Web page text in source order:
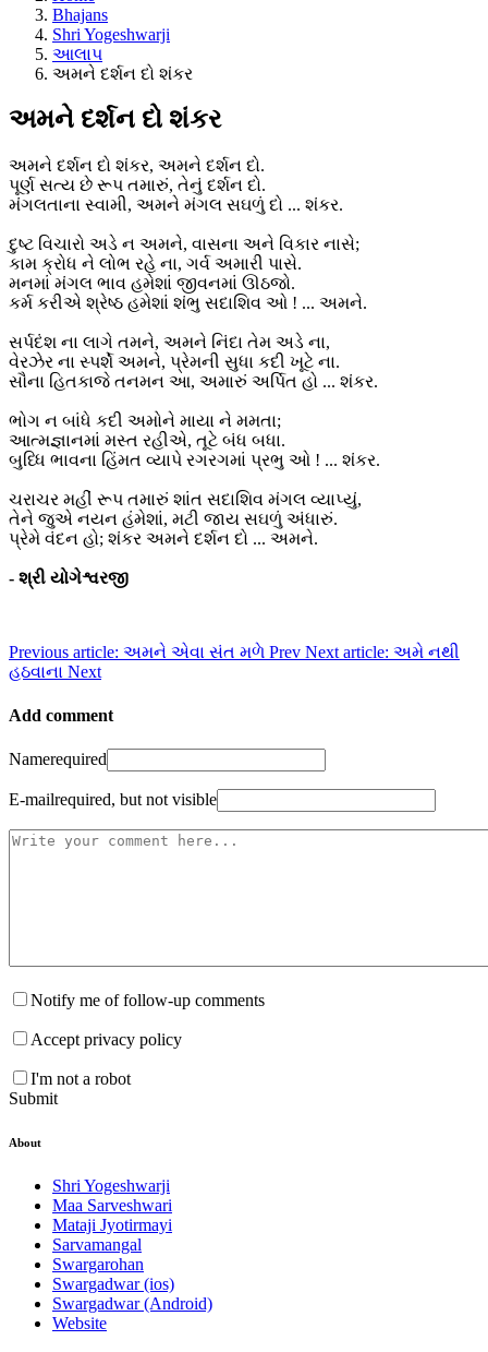
Bhajans
Shri Yogeshwarji
આલાપ
અમને દર્શન દો શંકર
અમને દર્શન દો શંકર
અમને દર્શન દો શંકર, અમને દર્શન દો.
પૂર્ણ સત્ય છે રૂપ તમારું, તેનું દર્શન દો.
મંગલતાના સ્વામી, અમને મંગલ સઘળું દો ... શંકર.
દુષ્ટ વિચારો અડે ન અમને, વાસના અને વિકાર નાસે;
કામ ક્રોધ ને લોભ રહે ના, ગર્વ અમારી પાસે.
મનમાં મંગલ ભાવ હમેશાં જીવનમાં ઊઠજો.
કર્મ કરીએ શ્રેષ્ઠ હમેશાં શંભુ સદાશિવ ઓ ! ... અમને.
સર્પદંશ ના લાગે તમને, અમને નિંદા તેમ અડે ના,
વેરઝેર ના સ્પર્શે અમને, પ્રેમની સુધા કદી ખૂટે ના.
સૌના હિતકાજે તનમન આ, અમારું અર્પિત હો ... શંકર.
ભોગ ન બાંધે કદી અમોને માયા ને મમતા;
આત્મજ્ઞાનમાં મસ્ત રહીએ, તૂટે બંધ બધા.
બુધ્ધિ ભાવના હિંમત વ્યાપે રગરગમાં પ્રભુ ઓ ! ... શંકર.
ચરાચર મહીં રૂપ તમારું શાંત સદાશિવ મંગલ વ્યાપ્યું,
તેને જુએ નયન હંમેશાં, મટી જાય સઘળું અંધારું.
પ્રેમે વંદન હો; શંકર અમને દર્શન દો ... અમને.
- શ્રી યોગેશ્વરજી
Previous article: અમને એવા સંત મળે Prev Next article: અમે નથી
હઠવાના Next
Add comment
Namerequired
E-mailrequired, but not visible
Notify me of follow-up comments
Accept privacy policy
I'm not a robot
Submit
About
Shri Yogeshwarji
Maa Sarveshwari
Mataji Jyotirmayi
Sarvamangal
Swargarohan
Swargadwar (ios)
Swargadwar (Android)
Website